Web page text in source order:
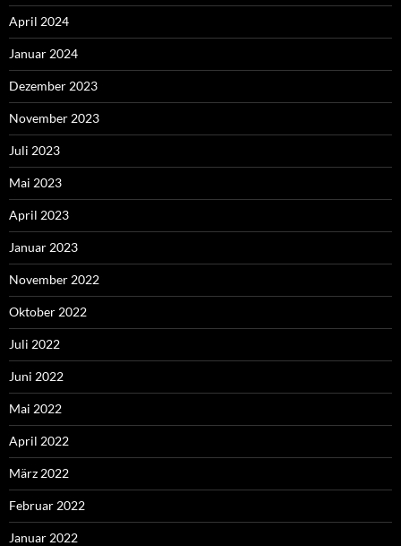
April 2024
Januar 2024
Dezember 2023
November 2023
Juli 2023
Mai 2023
April 2023
Januar 2023
November 2022
Oktober 2022
Juli 2022
Juni 2022
Mai 2022
April 2022
März 2022
Februar 2022
Januar 2022